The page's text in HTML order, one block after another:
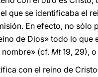
que se identificaba el
En efecto, no sólo
de Dios» todo lo
(cf. Mt19, 29),
con el reino de